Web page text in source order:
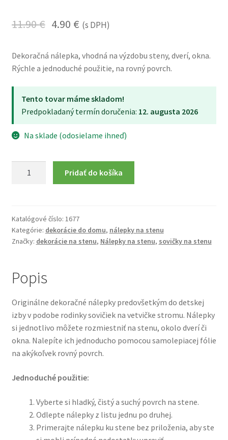
11.90€ 4.90 € (s DPH)
Dekoračná nálepka, vhodná na výzdobu steny, dverí, okna.
Rýchle a jednoduché použitie, na rovný povrch.
Tento tovar máme skladom!
Predpokladaný termín doručenia: 12. augusta 2026
Na sklade (odosielame ihneď)
stenu
-
Sovy
Pridať do košíka
Katalógové číslo: 1677
Kategórie: dekorácie do domu, nálepky na stenu
Značky: dekorácie na stenu, Nálepky na stenu, sovičky na stenu
Popis
Originálne dekoračné nálepky predovšetkým do detskej
izby v podobe rodinky sovičiek na vetvičke stromu. Nálepky
si jednotlivo môžete rozmiestniť na stenu, okolo dverí či
okna. Nalepíte ich jednoducho pomocou samolepiacej fólie
na akýkoľvek rovný povrch.
Jednoduché použitie:
Vyberte si hladký, čistý a suchý povrch na stene.
Odlepte nálepky z listu jednu po druhej.
Primerajte nálepku ku stene bez priloženia, aby ste